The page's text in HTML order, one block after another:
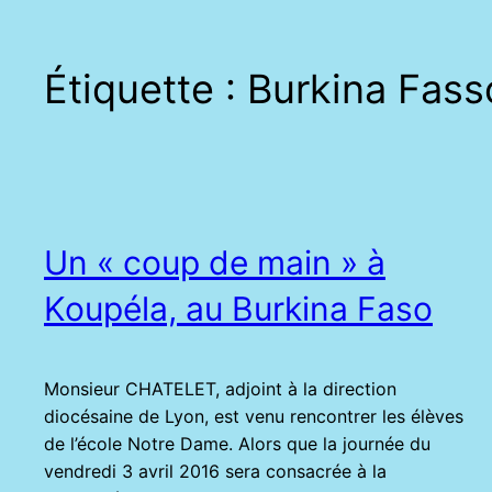
Étiquette : Burkina
Un « coup de main » à
Koupéla, au Burkina Faso
Monsieur CHATELET, adjoint à la direction
diocésaine de Lyon, est venu rencontrer les élèves
de l’école Notre Dame. Alors que la journée du
vendredi 3 avril 2016 sera consacrée à la